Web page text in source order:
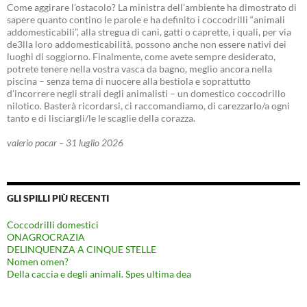
Come aggirare l’ostacolo? La ministra dell’ambiente ha dimostrato di
sapere quanto contino le parole e ha definito i coccodrilli “animali
addomesticabili”, alla stregua di cani, gatti o caprette, i quali, per via
de3lla loro addomesticabilità, possono anche non essere nativi dei
luoghi di soggiorno. Finalmente, come avete sempre desiderato,
potrete tenere nella vostra vasca da bagno, meglio ancora nella
piscina – senza tema di nuocere alla bestiola e soprattutto
d’incorrere negli strali degli animalisti – un domestico coccodrillo
nilotico. Basterà ricordarsi, ci raccomandiamo, di carezzarlo/a ogni
tanto e di lisciargli/le le scaglie della corazza.
valerio pocar – 31 luglio 2026
GLI SPILLI PIÙ RECENTI
Coccodrilli domestici
ONAGROCRAZIA
DELINQUENZA A CINQUE STELLE
Nomen omen?
Della caccia e degli animali. Spes ultima dea